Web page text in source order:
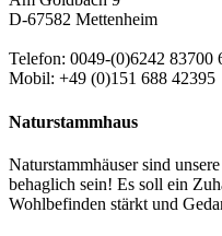
D-67582 Mettenheim
Telefon: 0049-(0)6242 83700
Mobil: +49 (0)151 688 42395
Naturstammhaus
Naturstammhäuser sind
behaglich sein! Es soll ein
Wohlbefinden stärkt und